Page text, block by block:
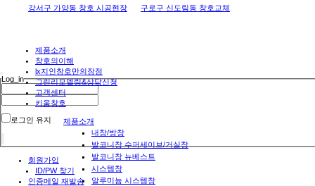
강서구 가양동 창호 시공현장 구로구 신도림동 창호교체
제품소개
창호의이해
lx지인창호만의장점
그린리모델링&상담신청
고객센터
키움창호
제품소개
내창/방창
발코니창 수퍼세이브/거실창
발코니창 뉴베스트
시스템창
알루미늄 시스템창
Log_in
로그인 유지
회원가입
ID/PW 찾기
인증메일 재발송